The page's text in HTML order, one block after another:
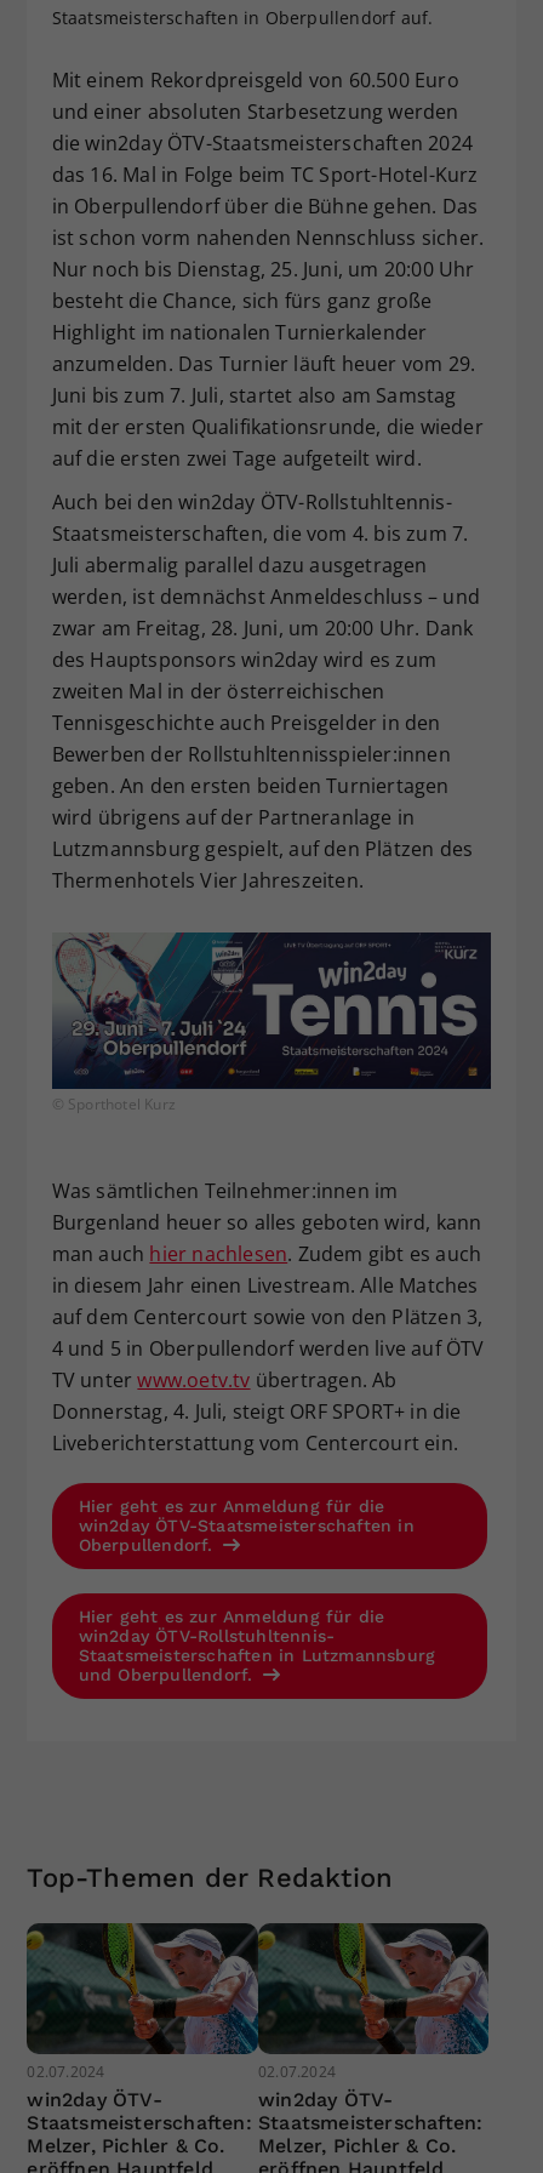
Staatsmeisterschaften in Oberpullendorf auf.
Mit einem Rekordpreisgeld von 60.500 Euro
und einer absoluten Starbesetzung werden
die win2day ÖTV-Staatsmeisterschaften 2024
das 16. Mal in Folge beim TC Sport-Hotel-Kurz
in Oberpullendorf über die Bühne gehen. Das
ist schon vorm nahenden Nennschluss sicher.
Nur noch bis Dienstag, 25. Juni, um 20:00 Uhr
besteht die Chance, sich fürs ganz große
Highlight im nationalen Turnierkalender
anzumelden. Das Turnier läuft heuer vom 29.
Juni bis zum 7. Juli, startet also am Samstag
mit der ersten Qualifikationsrunde, die wieder
auf die ersten zwei Tage aufgeteilt wird.
Auch bei den win2day ÖTV-Rollstuhltennis-
Staatsmeisterschaften, die vom 4. bis zum 7.
Juli abermalig parallel dazu ausgetragen
werden, ist demnächst Anmeldeschluss – und
zwar am Freitag, 28. Juni, um 20:00 Uhr. Dank
des Hauptsponsors win2day wird es zum
zweiten Mal in der österreichischen
Tennisgeschichte auch Preisgelder in den
Bewerben der Rollstuhltennisspieler:innen
geben. An den ersten beiden Turniertagen
wird übrigens auf der Partneranlage in
Lutzmannsburg gespielt, auf den Plätzen des
Thermenhotels Vier Jahreszeiten.
© Sporthotel Kurz
Was sämtlichen Teilnehmer:innen im
Burgenland heuer so alles geboten wird, kann
man auch hier nachlesen. Zudem gibt es auch
in diesem Jahr einen Livestream. Alle Matches
auf dem Centercourt sowie von den Plätzen 3,
4 und 5 in Oberpullendorf werden live auf ÖTV
TV unterwww.oetv.tv übertragen. Ab
Donnerstag, 4. Juli, steigt ORF SPORT+ in die
Liveberichterstattung vom Centercourt ein.
Hier geht es zur Anmeldung für die
win2day ÖTV-Staatsmeisterschaften in
Oberpullendorf.
Hier geht es zur Anmeldung für die
win2day ÖTV-Rollstuhltennis-
Staatsmeisterschaften in Lutzmannsburg
und Oberpullendorf.
Top-Themen der Redaktion
02.07.2024
win2day ÖTV-
Staatsmeisterschaften:
Melzer, Pichler & Co.
eröffnen Hauptfeld
02.07.2024
win2day ÖTV-
Staatsmeisterschaften:
Melzer, Pichler & Co.
eröffnen Hauptfeld
Zweck
Dieser Wert speichert Ihre Consent-
zufällig generierte ID, für die
historische Speicherung Ihrer
vorgenommen Einstellungen, falls der
Webseiten-Betreiber dies eingestellt
hat.